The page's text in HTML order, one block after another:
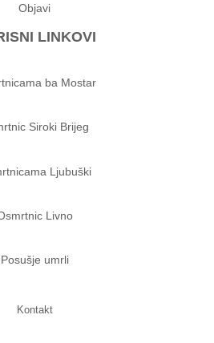
Objavi
LINKOVI
ba Mostar
Siroki Brijeg
Ljubuški
Livno
Posušje umrli
Kontakt